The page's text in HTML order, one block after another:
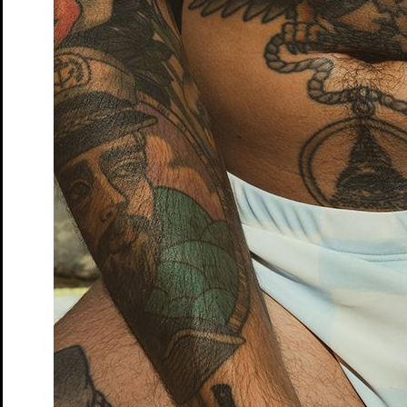
Der Frieden – Matinée
nach Aristophanes und Antoine Vitez
Tickets
Dieser Drang nach Härte
Autorinnenlesung von und mit Eva
von Redecker
Tickets
Gemeinsam schauen – Der Frieden
Theater-Speed-Dating
Tickets
Gemeinsam schauen – Ruf des Lebens
Rahmenveranstaltung
zur Vorstellung "Ruf des Lebens"
Tickets
Gemeinsam schauen – Söhne
Theater-Speed-Dating
Tickets
Gemeinsam schauen – Wo sind denn alle? Theater-Speed-
Dating
Tickets
GUDE LEUDE – Gude Show
Gastspiel
Tickets
GUDE LEUDE vs. KI Gastspiel
Tickets
An Chéad Chaillteanas Éisteachta Tobann in 2026
Tickets
Kunst
von Yasmina Reza. Deutsch von Eugen Helmlé
Tickets
Moerser Perspektiven Podiumsdiskussion im Schlosstheater